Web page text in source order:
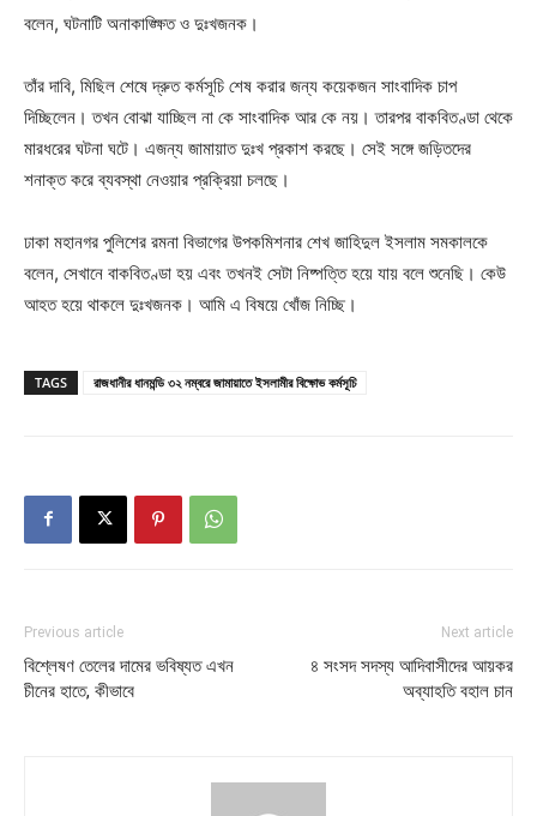
বলেন, ঘটনাটি অনাকাঙ্ক্ষিত ও দুঃখজনক।
তাঁর দাবি, মিছিল শেষে দ্রুত কর্মসূচি শেষ করার জন্য কয়েকজন সাংবাদিক চাপ
দিচ্ছিলেন। তখন বোঝা যাচ্ছিল না কে সাংবাদিক আর কে নয়। তারপর বাকবিতণ্ডা থেকে
মারধরের ঘটনা ঘটে। এজন্য জামায়াত দুঃখ প্রকাশ করছে। সেই সঙ্গে জড়িতদের
শনাক্ত করে ব্যবস্থা নেওয়ার প্রক্রিয়া চলছে।
ঢাকা মহানগর পুলিশের রমনা বিভাগের উপকমিশনার শেখ জাহিদুল ইসলাম সমকালকে
বলেন, সেখানে বাকবিতণ্ডা হয় এবং তখনই সেটা নিষ্পত্তি হয়ে যায় বলে শুনেছি। কেউ
আহত হয়ে থাকলে দুঃখজনক। আমি এ বিষয়ে খোঁজ নিচ্ছি।
TAGS রাজধানীর ধানমন্ডি ৩২ নম্বরে জামায়াতে ইসলামীর বিক্ষোভ কর্মসূচি
Previous article
বিশ্লেষণ তেলের দামের ভবিষ্যত এখন
চীনের হাতে, কীভাবে
Next article
৪ সংসদ সদস্য আদিবাসীদের আয়কর
অব্যাহতি বহাল চান